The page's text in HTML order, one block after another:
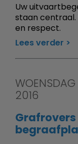
Uw
staan centraal.
en respect.
Lees verder
WOENSDAG
2016